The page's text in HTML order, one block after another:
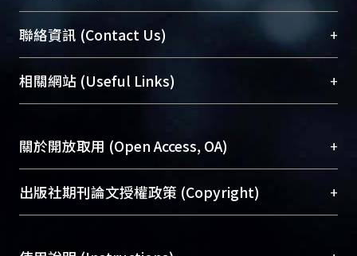
臺大位居世界頂尖大學之列，為永久珍藏及向國際
展現本校豐碩的研究成果及學術能量，圖書館整合
機構典藏（NTUR）與學術庫（AH）不同功能平
台，成為臺大學術典藏NTU scholars。期能整合研
成果。
To permanently archive and promote researcher
profiles and scholarly works, Library integrates the
services of “NTU Repository” with “Academic
聯絡資訊 (Contact Us) +
總館學科館員(Main Library)
醫學圖書館學科館員(Medical Library)
Sciences Library)
相關網站 (Useful Links) +
關於開放取用 (Open Access, OA) +
開放取用是從使用者角度提升資訊取用性的社會運
動，應用在學術研究上是透過將研究著作公開供使
出版社期刊論文授權政策 (Copyright) +